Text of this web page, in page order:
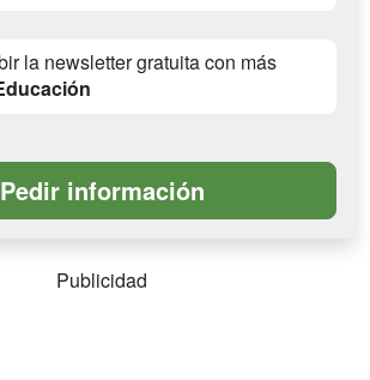
la newsletter gratuita con más
Publicidad